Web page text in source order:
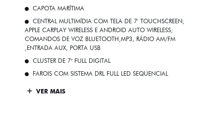
CAPOTA MARÍTIMA
CENTRAL MULTIMÍDIA COM TELA DE 7' TOUCHSCREEN;
APPLE CARPLAY WIRELESS E ANDROID AUTO WIRELESS;
COMANDOS DE VOZ BLUETOOTH,MP3, RÁDIO AM/FM
,ENTRADA AUX, PORTA USB
CLUSTER DE 7" FULL DIGITAL
FAROIS COM SISTEMA DRL FULL LED SEQUENCIAL
VER MAIS